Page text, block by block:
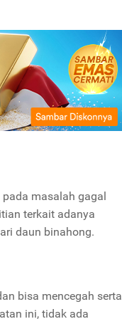
masalah gagal
terkait adanya
daun binahong.
bisa mencegah serta
ini, tidak ada